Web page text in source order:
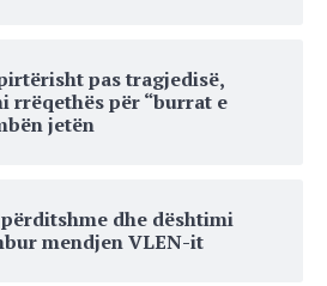
pas tragjedisë,
rrëqethës për “burrat e
jetën
dhe dështimi
mendjen VLEN-it